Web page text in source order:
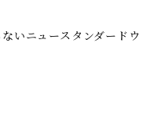
いニュースタンダードウ